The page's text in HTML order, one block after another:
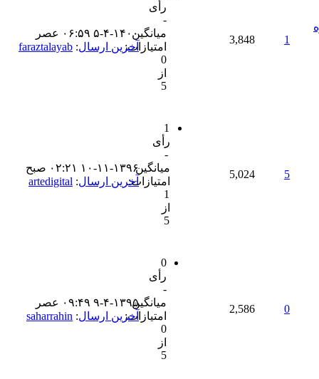
1
3,848
رأی
-
میانگین
امتیازات:
0
از
5
۵-۴-۱۴۰۰ ۰۶:۵۹ عصر
آخرین ارسال:
faraztalayab
5
5,024
1
رأی
-
میانگین
امتیازات:
1
از
5
۱۰-۱۱-۱۳۹۶ ۰۲:۲۱ صبح
آخرین ارسال:
artedigital
0
2,586
0
رأی
-
میانگین
امتیازات:
0
از
5
۹-۴-۱۳۹۵ ۰۹:۴۹ عصر
آخرین ارسال:
saharrahin